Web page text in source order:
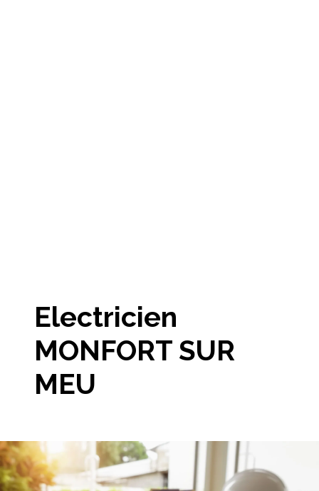
Electricien
MONFORT SUR
MEU